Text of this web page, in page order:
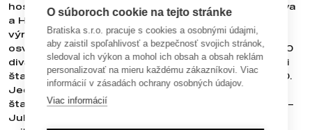
hostil prvý medzinárodný zápas medzi ŠK Bratislava
a Herthou Berlin (2:2). V roku 1961 prešiel štadión
výraznou rekonštrukciou – pribudla druhá tribúna,
osvetlenie a kapacita sa zvýšila na približne 45 000
divákov. V 90. rokoch bol prestavaný na celosediaci
štadión, čím sa kapacita znížila na približne 30 000.
Jedným z najpamätnejších momentov v histórii
štadióna bol medzinárodný zápas Československo –
Juhoslávia v roku 1957, ktorý navštívilo rekordných
O súboroch cookie na tejto stránke
Bratiska s.r.o. pracuje s cookies a osobnými údajmi,
aby zaistil spoľahlivosť a bezpečnosť svojich stránok,
sledoval ich výkon a mohol ich obsah a obsah reklám
personalizovať na mieru každému zákazníkovi. Viac
informácií v zásadách ochrany osobných údajov.
Viac informácií